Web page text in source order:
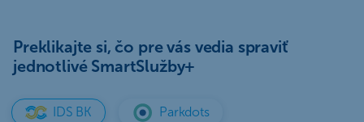
Preklikajte si, čo pre vás vedia spraviť
jednotlivé SmartSlužby+
IDS BK Parkdots